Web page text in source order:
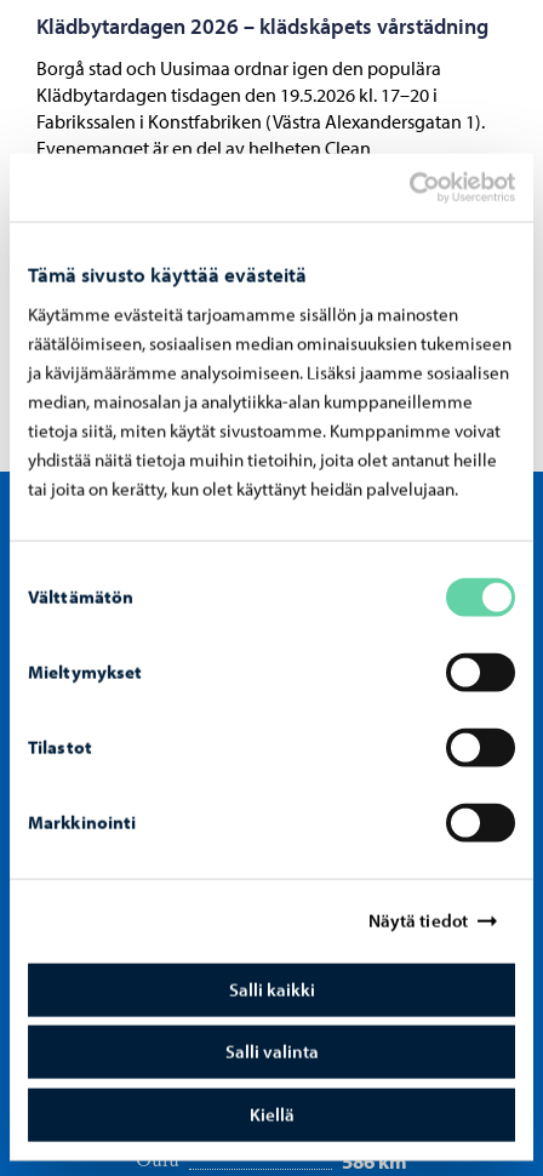
Tämä sivusto käyttää evästeitä
Käytämme evästeitä tarjoamamme sisällön ja mainosten
räätälöimiseen, sosiaalisen median ominaisuuksien tukemiseen
ja kävijämäärämme analysoimiseen. Lisäksi jaamme sosiaalisen
median, mainosalan ja analytiikka-alan kumppaneillemme
tietoja siitä, miten käytät sivustoamme. Kumppanimme voivat
yhdistää näitä tietoja muihin tietoihin, joita olet antanut heille
tai joita on kerätty, kun olet käyttänyt heidän palvelujaan.
valinta
Välttämätön
Mieltymykset
Tilastot
Markkinointi
Näytä tiedot
Salli kaikki
Salli valinta
Kiellä
Klädbytardagen 2026 – klädskåpets vårstädning
Borgå stad och Uusimaa ordnar igen den populära
Klädbytardagen tisdagen den 19.5.2026 kl. 17–20 i
Fabrikssalen i Konstfabriken (Västra Alexandersgatan 1).
Evenemanget är en del av helheten Clean
World Porvoo och bjuder in alla som är intresserade av
hållbart mode att byta välskötta kläder – helt gratis.
Evenemanget genomförs tillsammans med ungdomen. De
själva […]
52 km
Oulu 586 km